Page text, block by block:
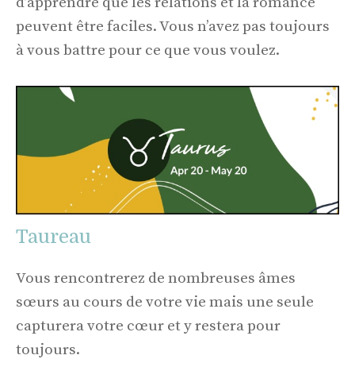
peuvent être faciles. Vous n’avez pas toujours
à vous battre pour ce que vous voulez.
Taureau
Vous rencontrerez de nombreuses âmes
sœurs au cours de votre vie mais une seule
capturera votre cœur et y restera pour
toujours.